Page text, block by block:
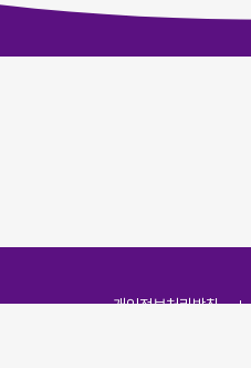
개인정보처리방침